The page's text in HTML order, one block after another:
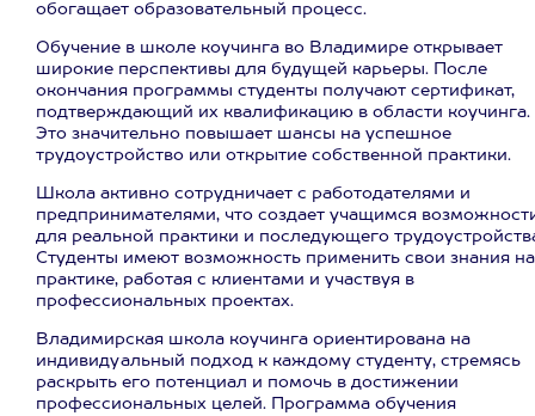
обогащает образовательный процесс.
Обучение в школе коучинга во Владимире открывает
широкие перспективы для будущей карьеры. После
окончания программы студенты получают сертификат,
подтверждающий их квалификацию в области коучинга.
Это значительно повышает шансы на успешное
трудоустройство или открытие собственной практики.
Школа активно сотрудничает с работодателями и
предпринимателями, что создает учащимся
для реальной практики и последующего
Студенты имеют возможность применить свои знания на
практике, работая с клиентами и участвуя в
профессиональных проектах.
Владимирская школа коучинга ориентирована на
индивидуальный подход к каждому студенту, стремясь
раскрыть его потенциал и помочь в достижении
профессиональных целей. Программа обучения